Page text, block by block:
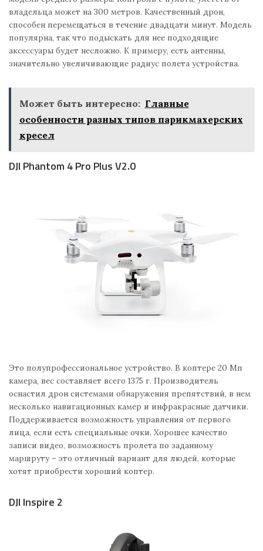
владельца может на 300 метров. Качественный дрон,
способен перемещаться в течение двадцати минут. Модель
популярна, так что подыскать для нее подходящие
аксессуары будет несложно. К примеру, есть антенны,
значительно увеличивающие радиус полета устройства.
Может быть интересно: Главные
особенности разных типов парикмахерских
кресел
DJI Phantom 4 Pro Plus V2.0
Это полупрофессиональное устройство. В коптере 20 Мп
камера, вес составляет всего 1375 г. Производитель
оснастил дрон системами обнаружения препятствий, в нем
несколько навигационных камер и инфракрасные датчики.
Поддерживается возможность управления от первого
лица, если есть специальные очки. Хорошее качество
записи видео, возможность пролета по заданному
маршруту – это отличный вариант для людей, которые
хотят приобрести хороший коптер.
DJI Inspire 2